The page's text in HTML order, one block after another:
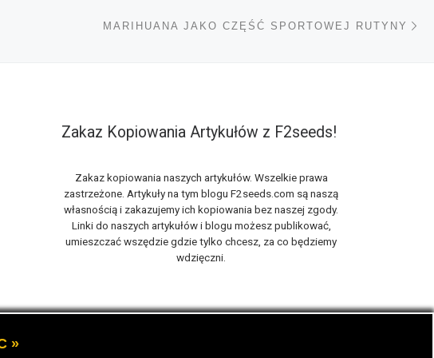
MARIHUANA JAKO CZĘŚĆ SPORTOWEJ RUTYNY
Zakaz Kopiowania Artykułów z F2seeds!
Zakaz kopiowania naszych artykułów. Wszelkie prawa
zastrzeżone. Artykuły na tym blogu F2seeds.com są naszą
własnością i zakazujemy ich kopiowania bez naszej zgody.
Linki do naszych artykułów i blogu możesz publikować,
umieszczać wszędzie gdzie tylko chcesz, za co będziemy
wdzięczni.
i konopiach, zwanych roślinami cannabis THC oraz CBD.
»